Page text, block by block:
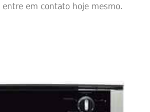
entre em contato hoje mesmo.